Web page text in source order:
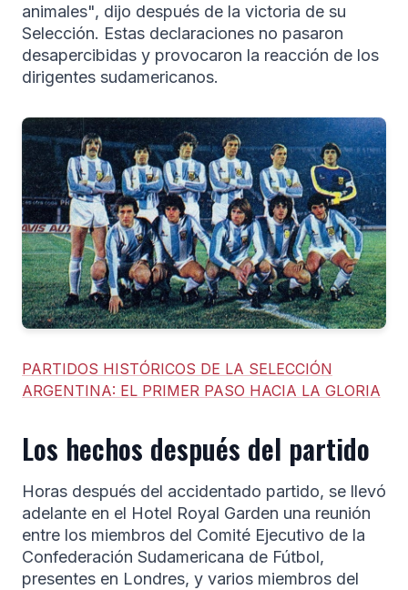
animales", dijo después de la victoria de su
Selección. Estas declaraciones no pasaron
desapercibidas y provocaron la reacción de los
dirigentes sudamericanos.
PARTIDOS HISTÓRICOS DE LA SELECCIÓN
ARGENTINA: EL PRIMER PASO HACIA LA GLORIA
Los hechos después del partido
Horas después del accidentado partido, se llevó
adelante en el Hotel Royal Garden una reunión
entre los miembros del Comité Ejecutivo de la
Confederación Sudamericana de Fútbol,
presentes en Londres, y varios miembros del